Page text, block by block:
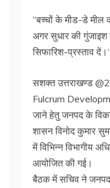
‘‘बच्चों के मीड-डे मील
अगर सुधार की गुंजाइश
सिफारिश-प्रस्ताव दें।‘‘
सशक्त उत्तराखण्ड
Fulcrum
जाने हेतु जनपद के
शासन विनोद कुमार
में विभिन्न विभागीय
आयोजित की गई।
बैठक में सचिव ने जनपद